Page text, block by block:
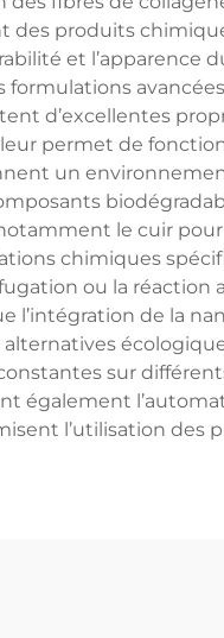
produits
et l’apparence
d’excellentes
permet de
un
le cuir
chimiques
ou la
l’intégration de la
sur
également
l’utilisation des